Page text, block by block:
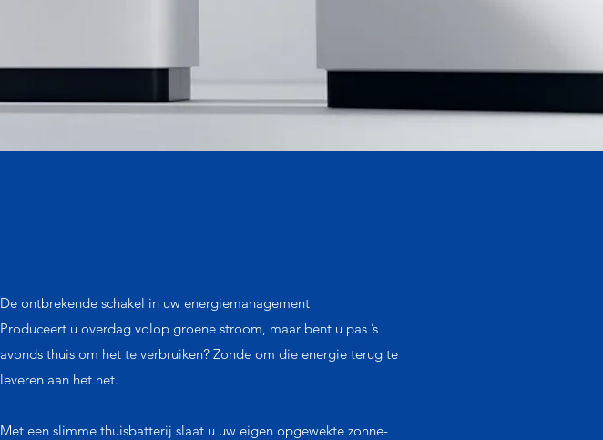
De ontbrekende schakel in uw energiemanagement
Produceert u overdag volop groene stroom, maar bent u pas ’s
avonds thuis om het te verbruiken? Zonde om die energie terug te
leveren aan het net.
Met een slimme thuisbatterij slaat u uw eigen opgewekte zonne-